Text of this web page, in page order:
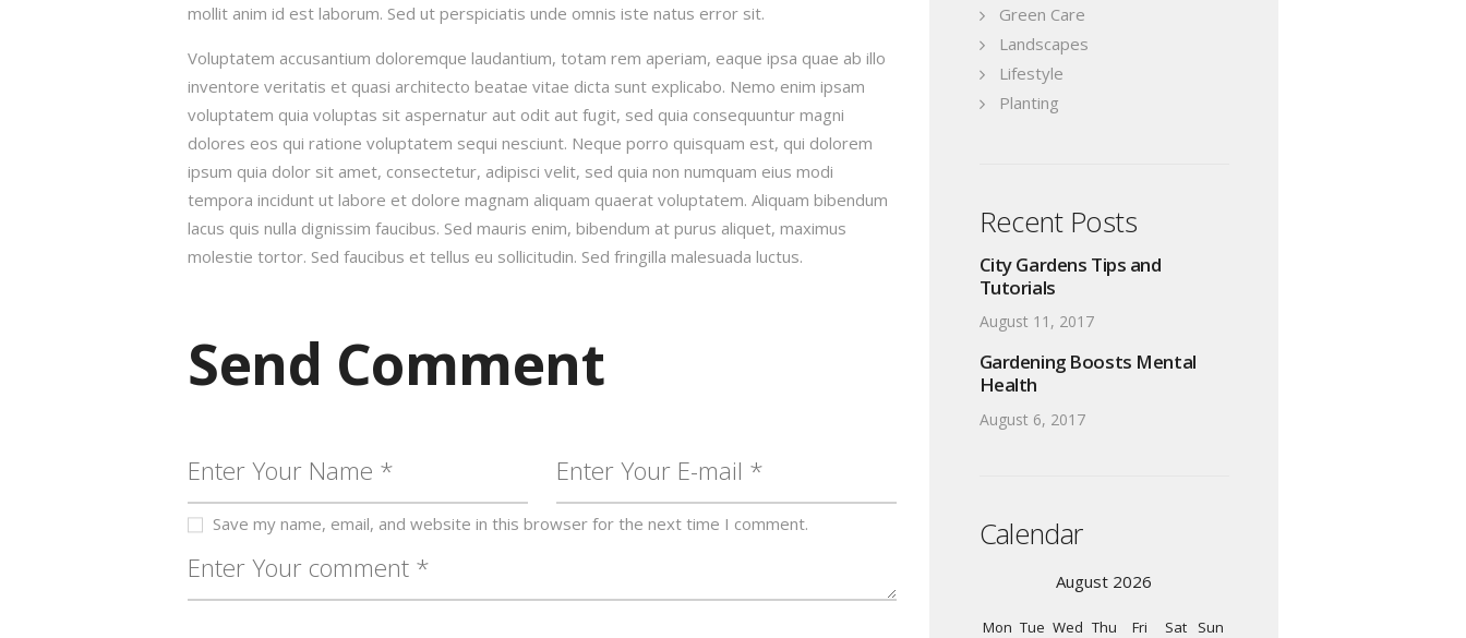
mollit anim id est laborum. Sed ut perspiciatis unde omnis iste natus error sit.
Voluptatem accusantium doloremque laudantium, totam rem aperiam, eaque ipsa quae ab illo
inventore veritatis et quasi architecto beatae vitae dicta sunt explicabo. Nemo enim ipsam
voluptatem quia voluptas sit aspernatur aut odit aut fugit, sed quia consequuntur magni
dolores eos qui ratione voluptatem sequi nesciunt. Neque porro quisquam est, qui dolorem
ipsum quia dolor sit amet, consectetur, adipisci velit, sed quia non numquam eius modi
tempora incidunt ut labore et dolore magnam aliquam quaerat voluptatem. Aliquam bibendum
lacus quis nulla dignissim faucibus. Sed mauris enim, bibendum at purus aliquet, maximus
molestie tortor. Sed faucibus et tellus eu sollicitudin. Sed fringilla malesuada luctus.
Send Comment
Save my name, email, and website in this browser for the next time I comment.
Green Care
Landscapes
Lifestyle
Planting
Recent Posts
City Gardens Tips and
Tutorials
August 11, 2017
Gardening Boosts Mental
Health
August 6, 2017
Calendar
August 2026
Mon Tue Wed Thu Fri Sat
Sun